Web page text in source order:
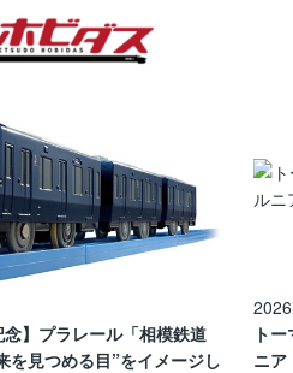
念】プラレール「相模鉄道
を見つめる目”をイメージし
ト
ニア